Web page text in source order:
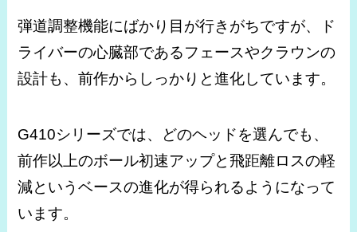
弾道調整機能にばかり目が行きがちですが、ド
ライバーの心臓部であるフェースやクラウンの
設計も、前作からしっかりと進化しています。
G410シリーズでは、どのヘッドを選んでも、
前作以上のボール初速アップと飛距離ロスの軽
減というベースの進化が得られるようになって
います。